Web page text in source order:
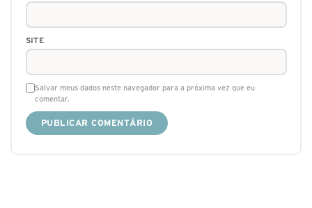
SITE
Salvar meus dados neste navegador para a próxima vez que eu
comentar.